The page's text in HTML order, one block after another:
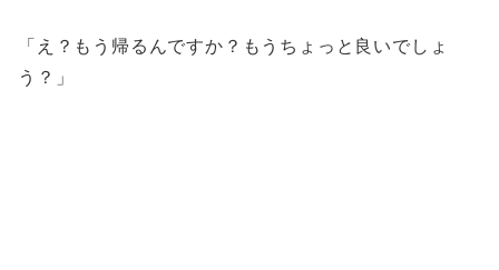
「え？もう帰るんですか？もうちょっと良いでしょ
う？」